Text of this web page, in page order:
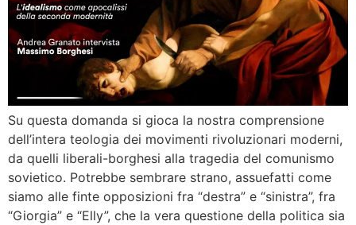
Su questa domanda si gioca la nostra comprensione
dell’intera teologia dei movimenti rivoluzionari moderni,
da quelli liberali-borghesi alla tragedia del comunismo
sovietico. Potrebbe sembrare strano, assuefatti come
siamo alle finte opposizioni fra “destra” e “sinistra”, fra
“Giorgia” e “Elly”, che la vera questione della politica sia